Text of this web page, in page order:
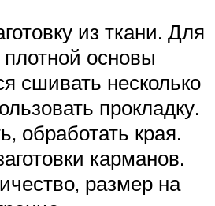
из ткани. Для
основы
сшивать несколько
прокладку.
обработать края.
карманов.
размер на